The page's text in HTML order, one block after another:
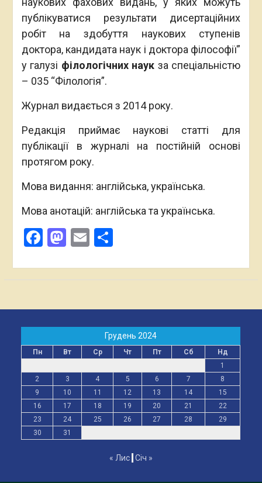
публікуватися результати дисертаційних
робіт на здобуття наукових ступенів
доктора, кандидата наук і доктора філософії”
у галузі філологічних наук за спеціальністю
– 035 “Філологія”.
Журнал видається з 2014 року.
Редакція приймає наукові статті для
публікації в журналі на постійній основі
протягом року.
Мова видання: англійська, українська.
Мова анотацій: англійська та українська.
Facebook
Mastodon
EmailПоділитися
Грудень 2024
Пн Вт Ср Чт Пт Сб
Нд
1
2
3 4 5 6 7
8
9
10 11 12 13 14
15
16
17 18 19 20 21
22
23
24 25 26 27 28
29
30
31
« Лис Січ »